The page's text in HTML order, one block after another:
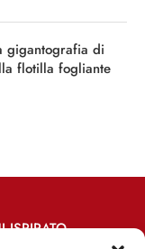
gigantografia di
flotilla fogliante
ISPIRATO